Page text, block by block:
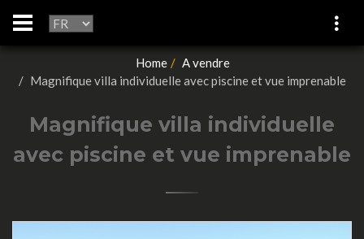
Home
A vendre
Magnifique villa individuelle avec piscine et vue imprenable
Magnifique villa individuelle
avec piscine et vue imprenable